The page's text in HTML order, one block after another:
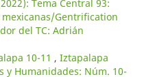
Tema Central 93:
Gentrification
del TC: Adrián
10-11 , Iztapalapa
y Humanidades: Núm. 10-